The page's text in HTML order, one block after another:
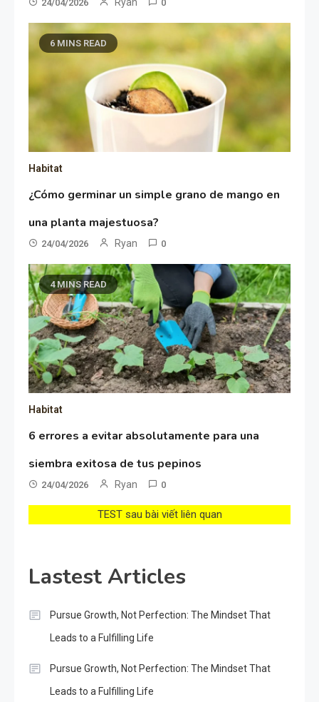
24/04/2026 0
6 MINS READ
Habitat
¿Cómo germinar un simple grano de mango en
una planta majestuosa?
24/04/2026 Ryan 0
4 MINS READ
Habitat
6 errores a evitar absolutamente para una
siembra exitosa de tus pepinos
24/04/2026 Ryan 0
TEST sau bài viết liên quan
Lastest Articles
Pursue Growth, Not Perfection: The Mindset That
Leads to a Fulfilling Life
Pursue Growth, Not Perfection: The Mindset That
Leads to a Fulfilling Life